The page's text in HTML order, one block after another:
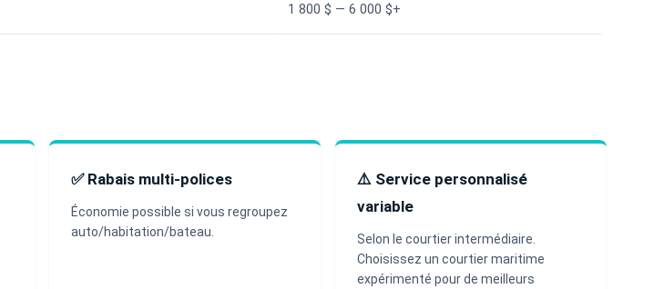
1 800 $ — 6 000 $+
✅ Rabais multi-polices
Économie possible si vous regroupez
auto/habitation/bateau.
⚠️ Service personnalisé
variable
Selon le courtier intermédiaire.
Choisissez un courtier maritime
expérimenté pour de meilleurs